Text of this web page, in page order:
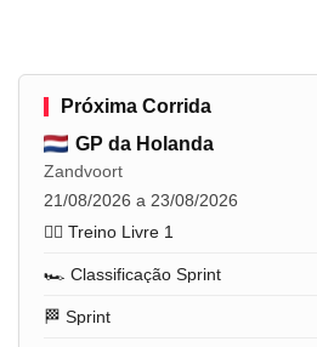
Próxima Corrida
GP da Holanda
Zandvoort
21/08/2026 a 23/08/2026
🏋️‍♂️ Treino Livre 1
🏎️ Classificação Sprint
🏁 Sprint